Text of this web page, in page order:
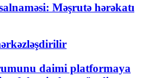
Məşrutə hərəkatı
daimi platformaya